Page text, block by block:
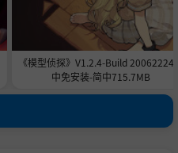
《模型侦探》V1.2.4-Build 20062224
中免安装-简中715.7MB